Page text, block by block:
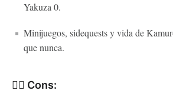
Yakuza 0.
Minijuegos, sidequests y vida de
que nunca.
👎🏻 Cons: